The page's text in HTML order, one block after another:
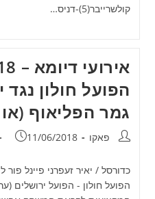
קולשרייבר(5)-דניס…
הפועל חולון
גמר הפליאוף
מחבר:פאקו פורסם:
11/06/2018
הפועל חולון - הפועל ירושלים